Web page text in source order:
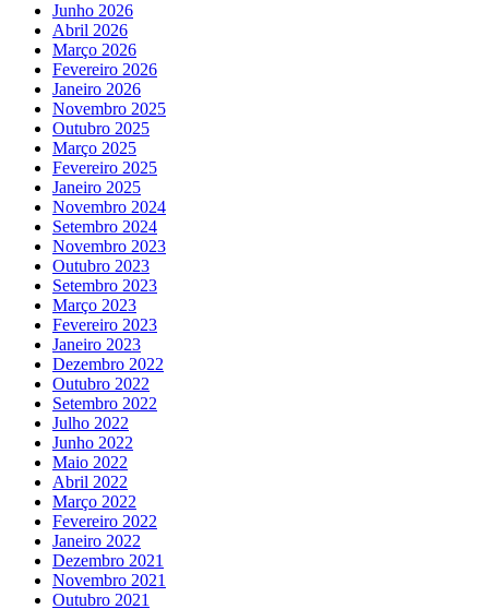
Junho 2026
Abril 2026
Março 2026
Fevereiro 2026
Janeiro 2026
Novembro 2025
Outubro 2025
Março 2025
Fevereiro 2025
Janeiro 2025
Novembro 2024
Setembro 2024
Novembro 2023
Outubro 2023
Setembro 2023
Março 2023
Fevereiro 2023
Janeiro 2023
Dezembro 2022
Outubro 2022
Setembro 2022
Julho 2022
Junho 2022
Maio 2022
Abril 2022
Março 2022
Fevereiro 2022
Janeiro 2022
Dezembro 2021
Novembro 2021
Outubro 2021